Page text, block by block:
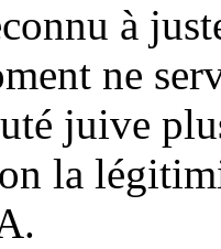
à
ne
juive
la